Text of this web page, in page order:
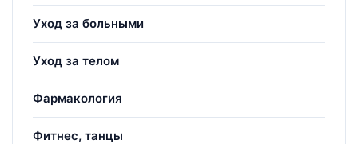
Уход за больными
Уход за телом
Фармакология
Фитнес, танцы